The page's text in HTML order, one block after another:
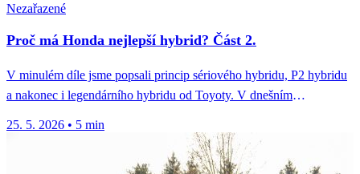
Nezařazené
Proč má Honda nejlepší hybrid? Část 2.
V minulém díle jsme popsali princip sériového hybridu, P2 hybridu
a nakonec i legendárního hybridu od Toyoty. V dnešním
25. 5. 2026 • 5 min